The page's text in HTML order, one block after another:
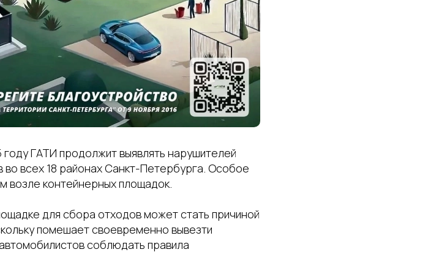
ГАТИ продолжит выявлять нарушителей
во всех 18 районах Санкт-Петербурга. Особое
возле контейнерных площадок.
для сбора отходов может стать причиной
помешает своевременно вывезти
соблюдать правила